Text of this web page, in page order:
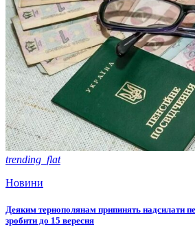
trending_flat
Новини
Деяким тернополянам припинять надсилати
зробити до 15 вересня